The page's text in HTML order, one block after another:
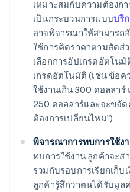
เหมาะสมกับความต้องก
เป็นกระบวนการแบบบริ
อาจพิจารณาให้สามารถ
ใช้การคิดราคาตามสัดส่
เลือกการอัปเกรดอัตโน
เกรดอัตโนมัติ (เช่น ข้อค
ใช้งานเกิน 300 ดอลลา
250 ดอลลาร์และจะขจั
ต้องการเปลี่ยนไหม")
พิจารณาการทบการใช้ง
ทบการใช้งาน ลูกค้าจะส
รวมกับรอบการเรียกเก็
ลูกค้ารู้สึกว่าตนได้รับมูล